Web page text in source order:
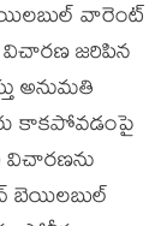
వారెంట్
విచారణ జరిపిన
అనుమతి
కాకపోవడంపై
విచారణను
బెయిలబుల్